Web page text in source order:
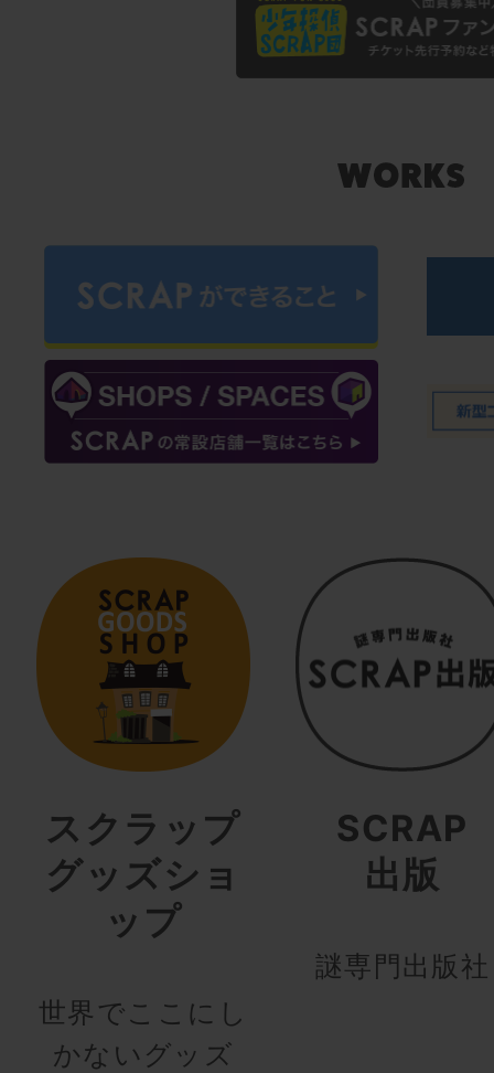
スクラップ
グッズショ
ップ
世界でここにし
かないグッズ
SCRAP
出版
謎専門出版社